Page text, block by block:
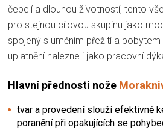
čepelí a dlouhou životností, tento
pro stejnou cílovou skupinu jako
spojený s uměním přežití a pobytem
uplatnění nalezne i jako pracovní
Hlavní přednosti nože
tvar a provedení slouží efektivně
poranění při opakujících se